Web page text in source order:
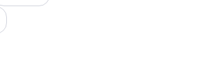
disponibles